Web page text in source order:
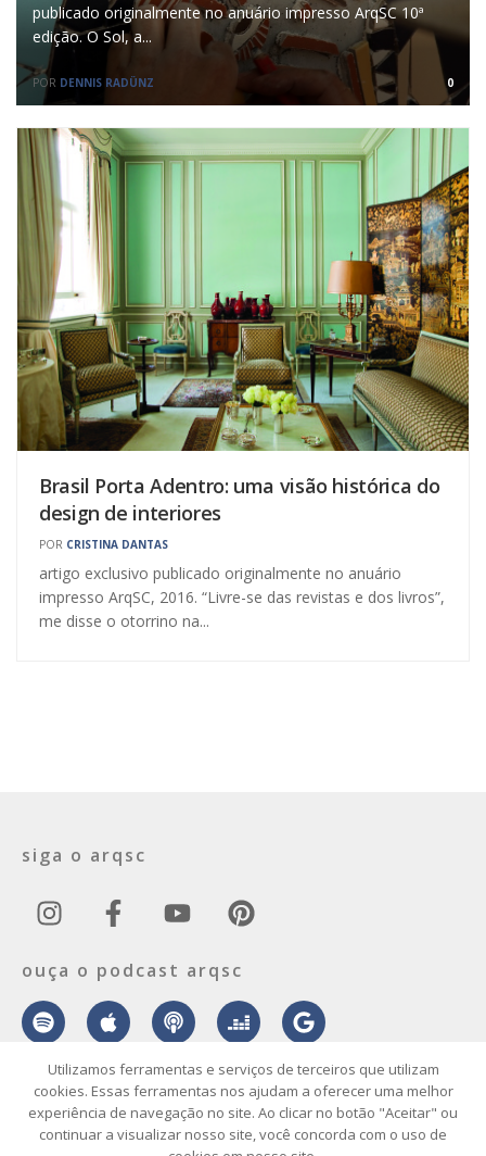
publicado originalmente no anuário impresso ArqSC 10ª
edição. O Sol, a...
POR DENNIS RADÜNZ 0
Brasil Porta Adentro: uma visão histórica do
design de interiores
POR CRISTINA DANTAS
artigo exclusivo publicado originalmente no anuário
impresso ArqSC, 2016. “Livre-se das revistas e dos livros”,
me disse o otorrino na...
siga o arqsc
ouça o podcast arqsc
sobre contato envie seu projeto publicidade vídeo podcast
Utilizamos ferramentas e serviços de terceiros que utilizam
cookies. Essas ferramentas nos ajudam a oferecer uma melhor
experiência de navegação no site. Ao clicar no botão "Aceitar" ou
continuar a visualizar nosso site, você concorda com o uso de